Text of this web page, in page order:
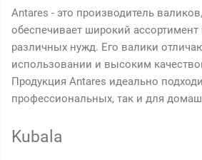
Antares - это производитель
обеспечивает широкий ассортимент
различных нужд. Его валики
использовании и высоким
Продукция Antares идеально
профессиональных, так и для
Kubala